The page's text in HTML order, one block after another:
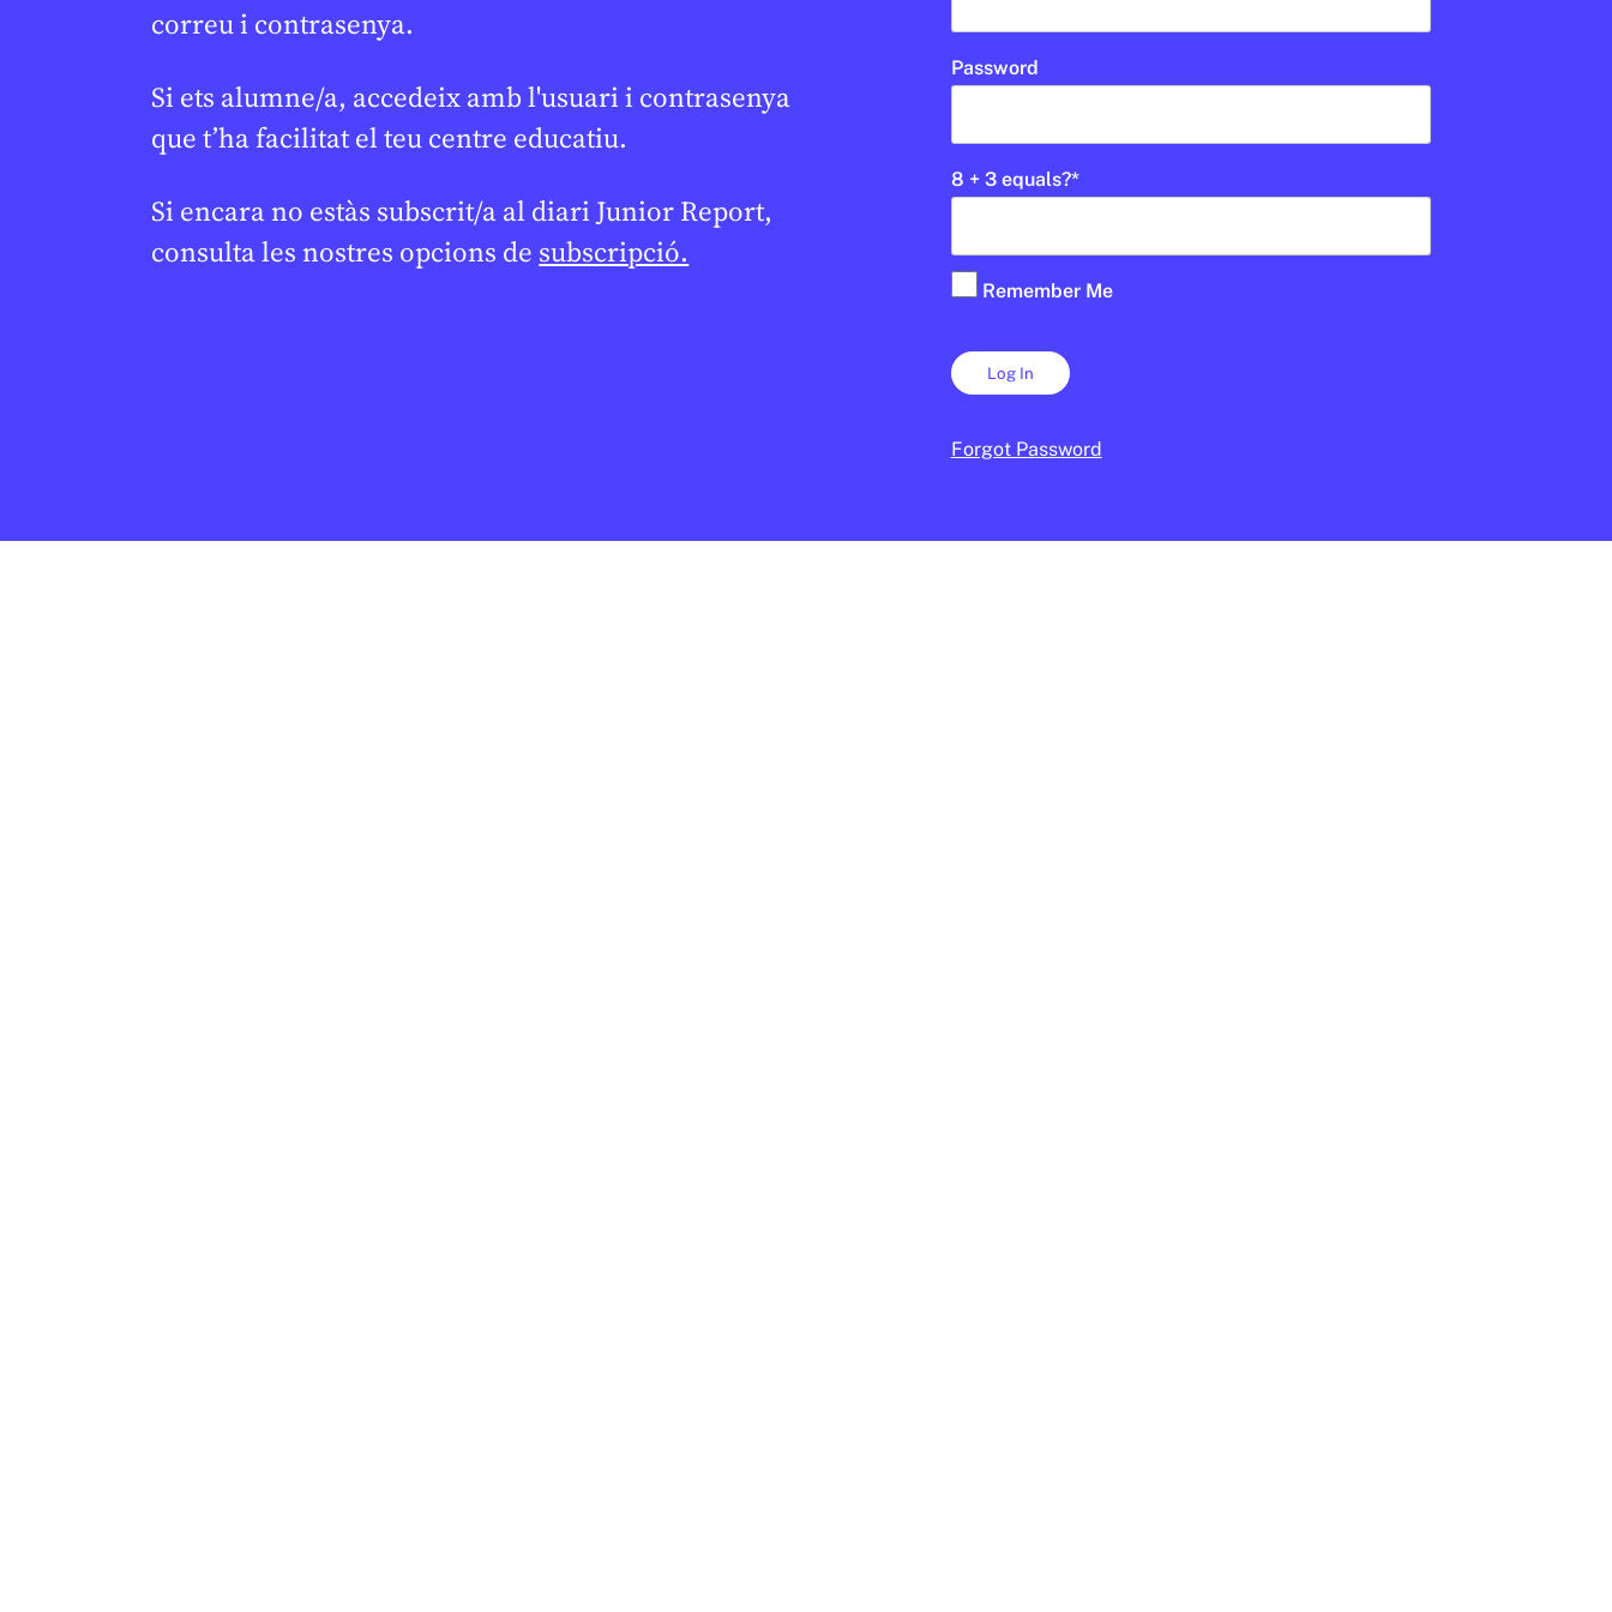
correu i contrasenya.
Si ets alumne/a, accedeix amb l'usuari i contrasenya
que t’ha facilitat el teu centre educatiu.
Si encara no estàs subscrit/a al diari Junior Report,
consulta les nostres opcions de subscripció.
Password
8 + 3 equals?*
Remember Me
Forgot Password
Pel·lícules per reflexionar
PABLO ESTACIO 16 DE DESEMBRE DE 2025 · 17:03